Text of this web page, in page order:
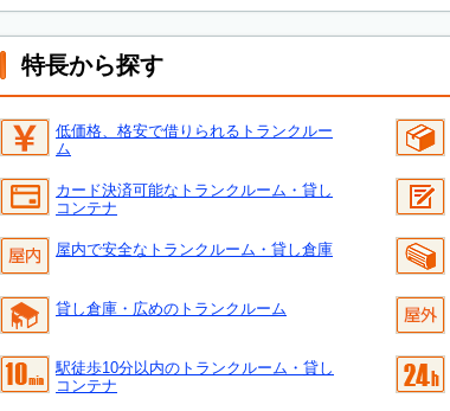
特長から探す
低価格、格安で借りられるトランクルー
ム
カード決済可能なトランクルーム・貸し
コンテナ
屋内で安全なトランクルーム・貸し倉庫
貸し倉庫・広めのトランクルーム
駅徒歩10分以内のトランクルーム・貸し
コンテナ